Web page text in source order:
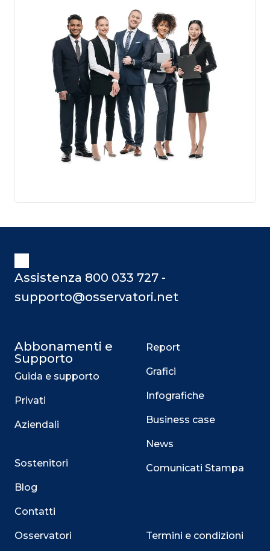
Assistenza 800 033 727 -
supporto@osservatori.net
Abbonamenti e
Supporto
Guida e supporto
Privati
Aziendali
Sostenitori
Blog
Contatti
Osservatori
Report
Grafici
Infografiche
Business case
News
Comunicati Stampa
Termini e condizioni